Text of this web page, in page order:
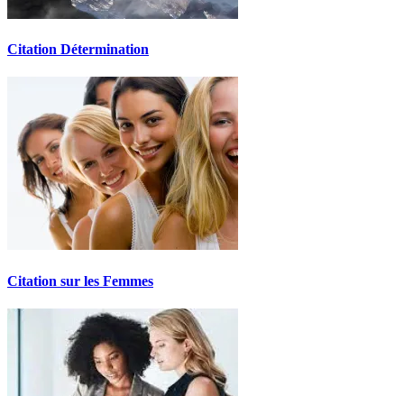
Citation Détermination
Citation sur les Femmes